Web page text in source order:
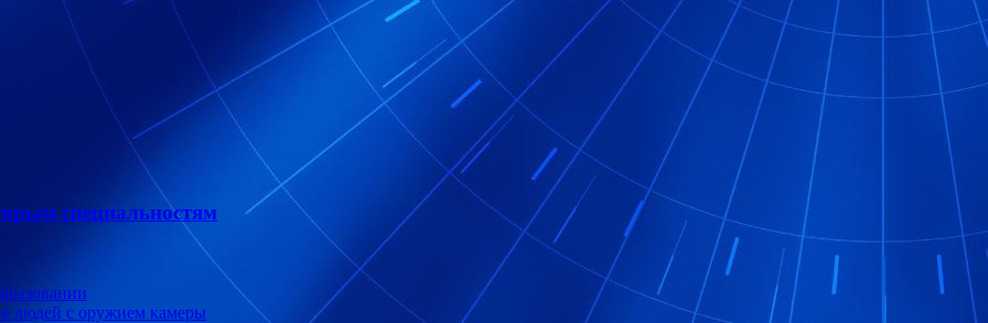
специальностям
людей с оружием камеры